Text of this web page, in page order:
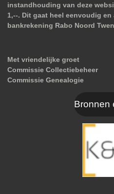
instandhouding van deze
1,--. Dit gaat heel eenvoudig
bankrekening Rabo Noord
Met vriendelijke groet
Commissie Collectiebeheer
Commissie Genealogie
Bronnen